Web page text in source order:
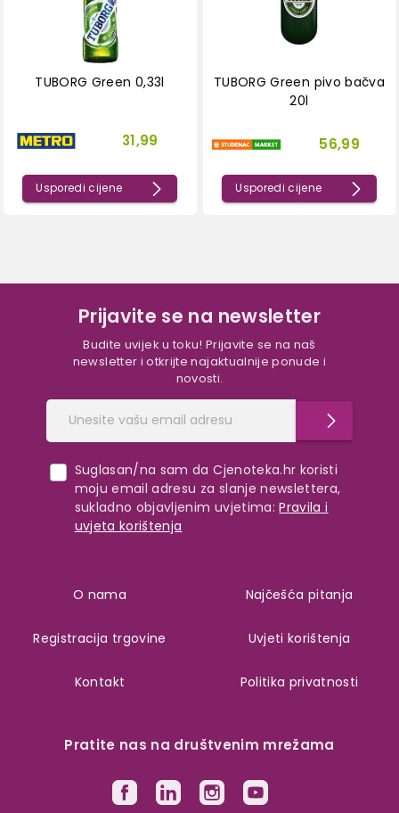
TUBORG Green 0,33l
31,99
Usporedi cijene
TUBORG Green pivo bačva
20l
56,99
Usporedi cijene
Prijavite se na newsletter
Budite uvijek u toku! Prijavite se na naš
newsletter i otkrijte najaktualnije ponude i
novosti.
Suglasan/na sam da Cjenoteka.hr koristi
moju email adresu za slanje newslettera,
sukladno objavljenim uvjetima: Pravila i
uvjeta korištenja
Pratite nas na društvenim mrežama
O nama
Registracija trgovine
Kontakt
Najčešća pitanja
Uvjeti korištenja
Politika privatnosti